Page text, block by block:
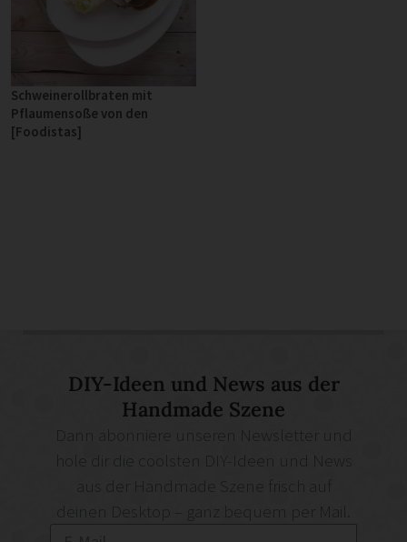
Schweinerollbraten mit
Pflaumensoße von den
[Foodistas]
DIY-Ideen und News aus der
Handmade Szene
deinen Desktop – ganz bequem per Mail.